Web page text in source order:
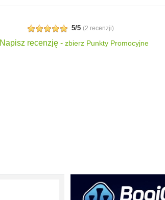
5/5 (2 recenzji)
Napisz recenzję - zbierz Punkty Promocyjne